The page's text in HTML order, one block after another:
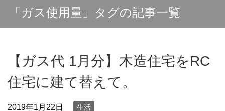
「ガス使用量」タグの記事一覧
【ガス代 1月分】木造住宅をRC
住宅に建て替えて。
2019年1月22日 生活